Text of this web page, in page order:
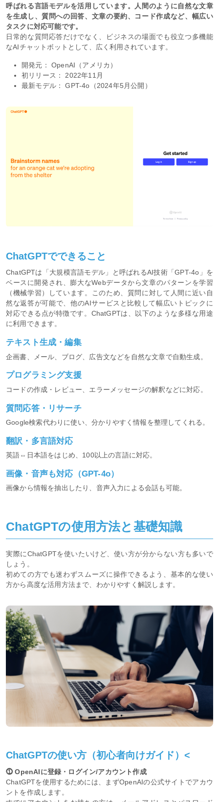
呼ばれる言語モデルを活用しています。人間のように自然な文章
を生成し、質問への回答、文章の要約、コード作成など、幅広い
タスクに対応可能です。
日常的な質問応答だけでなく、ビジネスの場面でも役立つ多機能
なAIチャットボットとして、広く利用されています。
開発元： OpenAI（アメリカ）
初リリース： 2022年11月
最新モデル： GPT-4o（2024年5月公開）
ChatGPTでできること
ChatGPTは「大規模言語モデル」と呼ばれるAI技術「GPT-4o」を
ベースに開発され、膨大なWebデータから文章のパターンを学習
（機械学習）しています。このため、質問に対して人間に近い自
然な返答が可能で、他のAIサービスと比較して幅広いトピックに
対応できる点が特徴です。ChatGPTは、以下のような多様な用途
に利用できます。
テキスト生成・編集
企画書、メール、ブログ、広告文などを自然な文章で自動生成。
プログラミング支援
コードの作成・レビュー、エラーメッセージの解釈などに対応。
質問応答・リサーチ
Google検索代わりに使い、分かりやすく情報を整理してくれる。
翻訳・多言語対応
英語⇔日本語をはじめ、100以上の言語に対応。
画像・音声も対応（GPT-4o）
画像から情報を抽出したり、音声入力による会話も可能。
ChatGPTの使用方法と基礎知識
実際にChatGPTを使いたいけど、使い方が分からない方も多いで
しょう。
初めての方でも迷わずスムーズに操作できるよう、基本的な使い
方から高度な活用方法まで、わかりやすく解説します。
ChatGPTの使い方（初心者向けガイド）<
⓵ OpenAIに登録・ログイン/アカウント作成
ChatGPTを使用するためには、まずOpenAIの公式サイトでアカウ
ントを作成します。